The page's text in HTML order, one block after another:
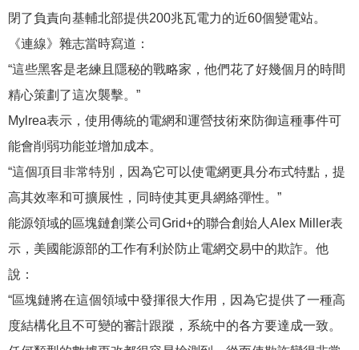
閉了負責向基輔北部提供200兆瓦電力的近60個變電站。
《連線》雜志當時寫道：
“這些黑客是老練且隱秘的戰略家，他們花了好幾個月的時間
精心策劃了這次襲擊。”
Mylrea表示，使用傳統的電網和運營技術來防御這種事件可
能會削弱功能並增加成本。
“這個項目非常特別，因為它可以使電網更具分布式特點，提
高其效率和可擴展性，同時使其更具網絡彈性。”
能源領域的區塊鏈創業公司Grid+的聯合創始人Alex Miller表
示，美國能源部的工作有利於防止電網交易中的欺詐。他
說：
“區塊鏈將在這個領域中發揮很大作用，因為它提供了一種高
度結構化且不可變的審計跟蹤，系統中的各方要達成一致。